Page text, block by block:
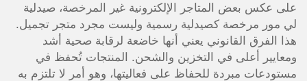
على عكس بعض المتاجر الإلكترونية غير المرخصة، صيدلية
لي مور مرخصة كصيدلية رسمية وليست مجرد متجر تجميل.
هذا الفرق القانوني يعني أنها خاضعة لرقابة صحية أشد
ومعايير أعلى في التخزين والشحن. المنتجات تُحفظ في
مستودعات مبردة للحفاظ على فعاليتها، وهو أمر لا تلتزم به